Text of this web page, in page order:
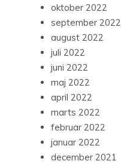
oktober 2022
september 2022
august 2022
juli 2022
juni 2022
maj 2022
april 2022
marts 2022
februar 2022
januar 2022
december 2021